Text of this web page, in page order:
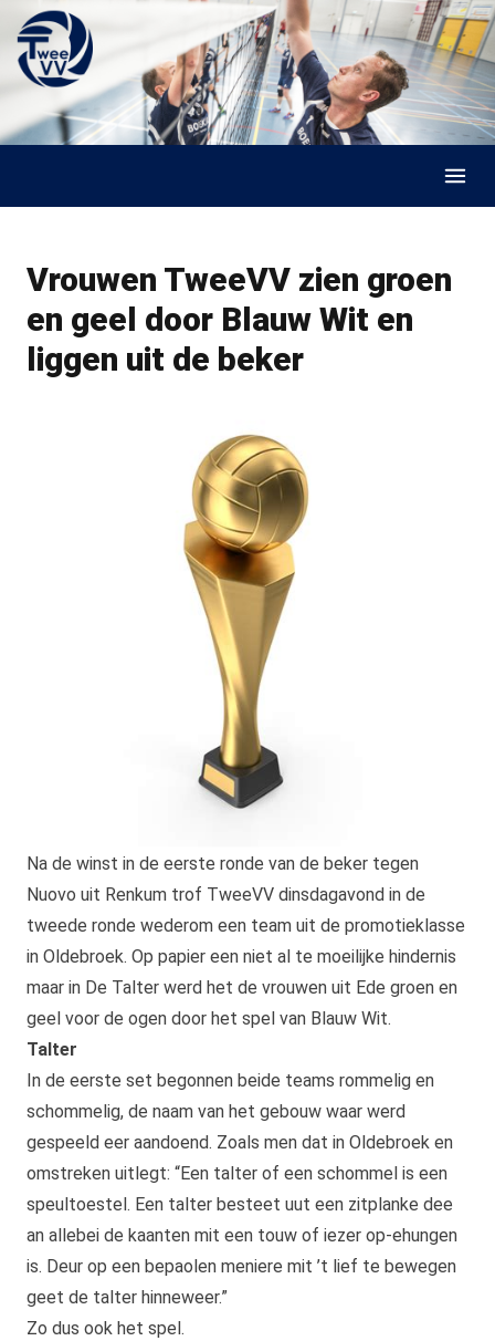
Skip to content
Vrouwen TweeVV zien groen
en geel door Blauw Wit en
liggen uit de beker
Na de winst in de eerste ronde van de beker tegen
Nuovo uit Renkum trof TweeVV dinsdagavond in de
tweede ronde wederom een team uit de promotieklasse
in Oldebroek. Op papier een niet al te moeilijke hindernis
maar in De Talter werd het de vrouwen uit Ede groen en
geel voor de ogen door het spel van Blauw Wit.
Talter
In de eerste set begonnen beide teams rommelig en
schommelig, de naam van het gebouw waar werd
gespeeld eer aandoend. Zoals men dat in Oldebroek en
omstreken uitlegt: “Een talter of een schommel is een
speultoestel. Een talter besteet uut een zitplanke dee
an allebei de kaanten mit een touw of iezer op-ehungen
is. Deur op een bepaolen meniere mit ’t lief te bewegen
geet de talter hinneweer.”
Zo dus ook het spel.